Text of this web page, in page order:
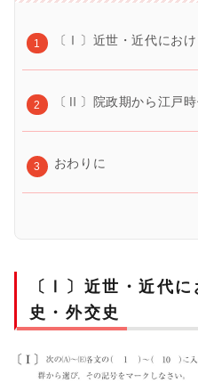
〔Ⅰ〕近世・近代にお
〔Ⅱ〕院政期から江戸
おわりに
〔Ⅰ〕近世・近代
史・外交史